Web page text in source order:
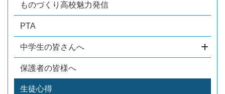
ものづくり高校魅力発信
PTA
中学生の皆さんへ
保護者の皆様へ
生徒心得